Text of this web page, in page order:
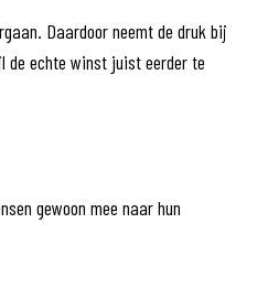
Daardoor neemt de druk bij
de echte winst juist eerder te
gewoon mee naar hun